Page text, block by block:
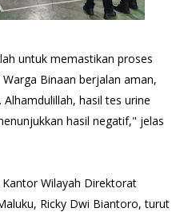
untuk memastikan proses
Binaan berjalan aman,
hasil tes urine
hasil negatif," jelas
Wilayah Direktorat
Ricky Dwi Biantoro, turut